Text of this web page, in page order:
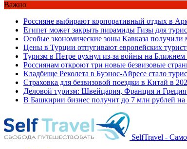
Важно
Россияне выбирают корпоративный отдых в
Египет может закрыть пирамиды Гизы для
Особые экономические зоны Кавказа получили
Цены в Турции отпугивают европейских
Туризм в Петре рухнул из-за войны на Ближнем
Россиянам откроют три новые безвизовые
Кладбище Реколета в Буэнос-Айресе стало
Страховка для безвизовой поездки в Китай в
Деловой туризм: Швейцария, Франция и Греция
В Башкирии бизнес получит до 7 млн рублей на
SelfTravel -